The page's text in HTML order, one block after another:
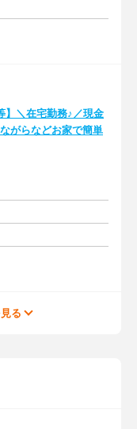
】＼在宅勤務♪／現金
がらなどお家で簡単
る